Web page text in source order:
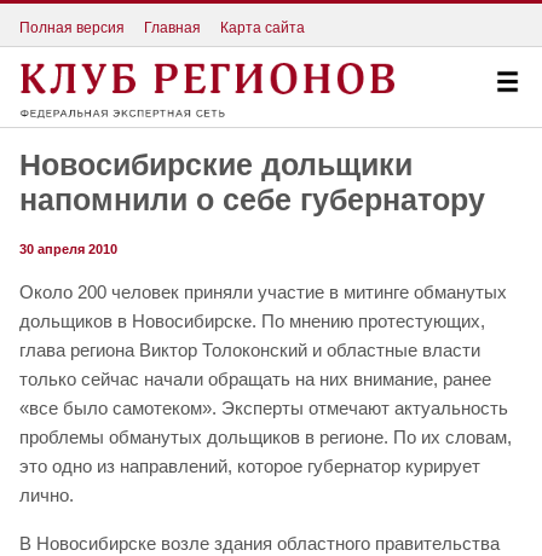
Полная версия Главная Карта сайта
Новосибирские дольщики
напомнили о себе губернатору
30 апреля 2010
Около 200 человек приняли участие в митинге обманутых
дольщиков в Новосибирске. По мнению протестующих,
глава региона Виктор Толоконский и областные власти
только сейчас начали обращать на них внимание, ранее
«все было самотеком». Эксперты отмечают актуальность
проблемы обманутых дольщиков в регионе. По их словам,
это одно из направлений, которое губернатор курирует
лично.
В Новосибирске возле здания областного правительства